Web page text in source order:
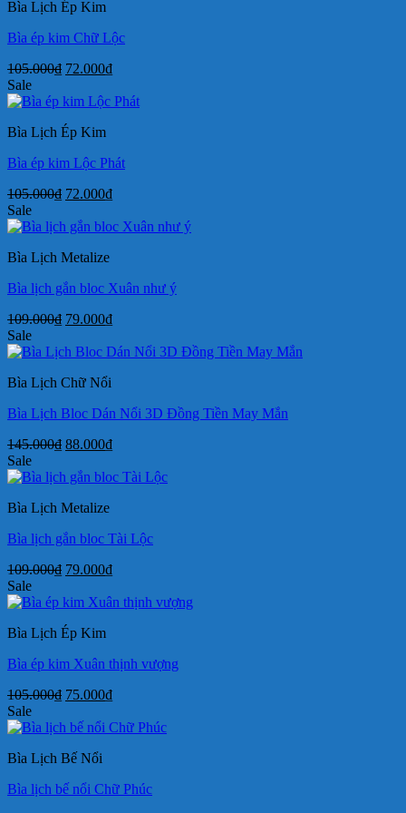
Bìa Lịch Ép Kim
Bìa ép kim Chữ Lộc
105.000₫ Giá
là:
72.000₫Giá
tại
Sale
Bìa Lịch Ép Kim
Bìa ép kim Lộc Phát
105.000₫ Giá
là:
72.000₫Giá
tại
Sale
Bìa Lịch Metalize
Bìa lịch gắn bloc Xuân như ý
109.000₫ Giá
là:
79.000₫Giá
tại
Sale
Bìa Lịch Chữ Nổi
Bìa Lịch Bloc Dán Nổi 3D Đồng Tiền May Mắn
145.000₫ Giá
là:
88.000₫Giá
tại
Sale
Bìa Lịch Metalize
Bìa lịch gắn bloc Tài Lộc
109.000₫ Giá
là:
79.000₫Giá
tại
Sale
Bìa Lịch Ép Kim
Bìa ép kim Xuân thịnh vượng
105.000₫ Giá
là:
75.000₫Giá
tại
Sale
Bìa Lịch Bế Nổi
Bìa lịch bế nổi Chữ Phúc